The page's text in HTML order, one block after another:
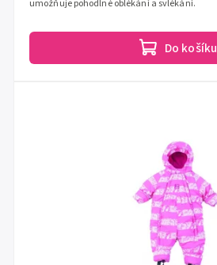
Do košíku
umožňuje pohodlné oblékání a svlékání.